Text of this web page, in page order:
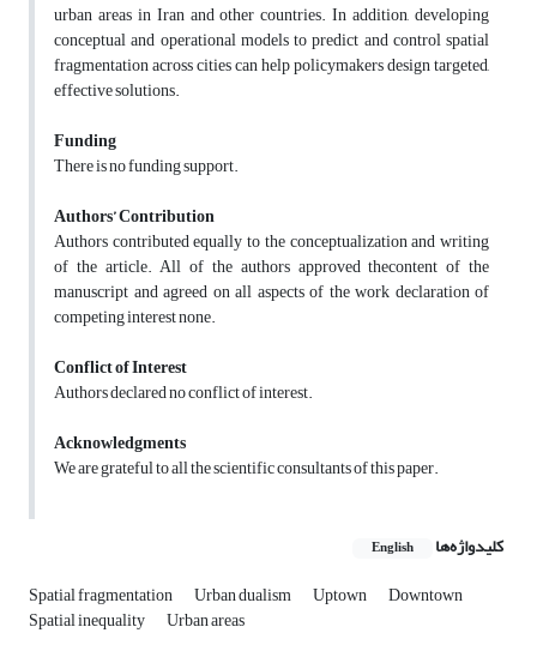
urban areas in Iran and other countries. In addition, developing
conceptual and operational models to predict and control spatial
fragmentation across cities can help policymakers design targeted,
effective solutions.
Funding
There is no funding support.
Authors’ Contribution
Authors contributed equally to the conceptualization and writing
of the article. All of the authors approved thecontent of the
manuscript and agreed on all aspects of the work declaration of
competing interest none.
Conflict of Interest
Authors declared no conflict of interest.
Acknowledgments
We are grateful to all the scientific consultants of this paper.
کلیدواژه‌ها English
Spatial fragmentation Urban dualism Uptown Downtown
Spatial inequality Urban areas